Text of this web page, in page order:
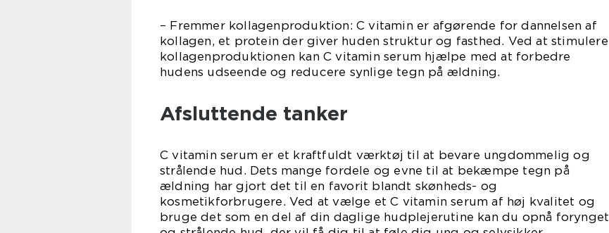
– Fremmer kollagenproduktion: C vitamin er afgørende for dannelsen af
kollagen, et protein der giver huden struktur og fasthed. Ved at stimulere
kollagenproduktionen kan C vitamin serum hjælpe med at forbedre
hudens udseende og reducere synlige tegn på ældning.
Afsluttende tanker
C vitamin serum er et kraftfuldt værktøj til at bevare ungdommelig og
strålende hud. Dets mange fordele og evne til at bekæmpe tegn på
ældning har gjort det til en favorit blandt skønheds- og
kosmetikforbrugere. Ved at vælge et C vitamin serum af høj kvalitet og
bruge det som en del af din daglige hudplejerutine kan du opnå forynget